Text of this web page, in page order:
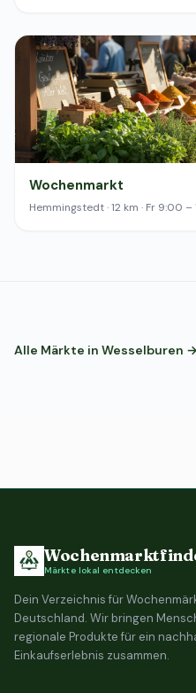
Wochenmarkt
Hemmingstedt · 12 km · Fr 9:00 –
Alle Märkte in Wesselburen →
Märkte lokal entdecken
Dein Verzeichnis für
Deutschland. Wir bringen
regionale Produkte für ein
Einkaufserlebnis zusammen.